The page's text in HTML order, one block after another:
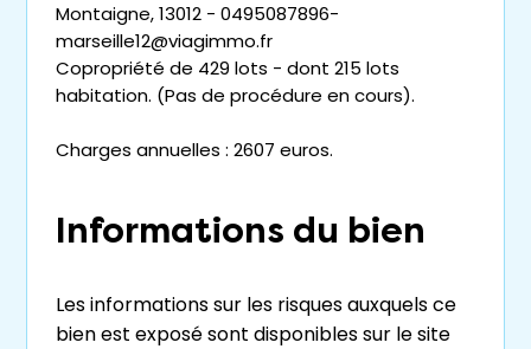
Montaigne, 13012 - 0495087896-
marseille12@viagimmo.fr
Copropriété de 429 lots - dont 215 lots
habitation. (Pas de procédure en cours).
Charges annuelles : 2607 euros.
Informations du bien
Les informations sur les risques auxquels ce
bien est exposé sont disponibles sur le site